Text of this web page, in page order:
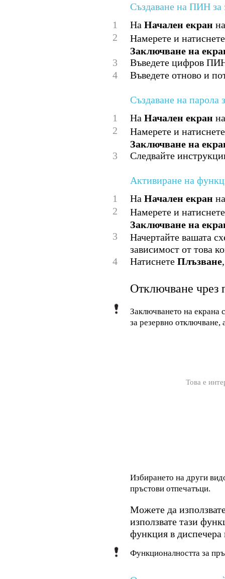
Създаване на ПИН за
1
На Начален екран
2
Намерете и
Заключване на
3
Въведете цифров
4
Въведете отново и
Създаване на парола
1
На Начален екран
2
Намерете и
Заключване на
3
Следвайте
Активиране на
1
На Начален екран
2
Намерете и
Заключване на
3
Начертайте вашата
зависимост от това
4
Натиснете Плъзване
Отключване чрез
Заключването на екрана
за резервно отключване,
Това е
Избирането на други
пръстови отпечатъци.
Можете да
използвате тази
функция в диспечера
Функционалността за